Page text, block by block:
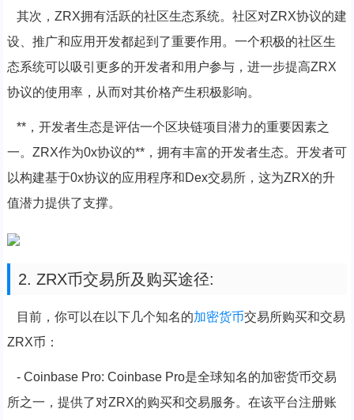
其次，ZRX拥有活跃的社区生态系统。社区对ZRX协议的建
设、推广和应用开发都起到了重要作用。一个积极的社区生
态系统可以吸引更多的开发者和用户参与，进一步提高ZRX
协议的使用率，从而对其价格产生积极影响。
**，开发者生态是评估一个区块链项目潜力的重要因素之
一。ZRX作为0x协议的**，拥有丰富的开发者生态。开发者可
以构建基于0x协议的应用程序和Dex交易所，这为ZRX的升
值潜力提供了支撑。
2. ZRX币交易所及购买途径:
目前，你可以在以下几个知名的加密货币交易所购买和交易
ZRX币：
- Coinbase Pro: Coinbase Pro是全球知名的加密货币交易
所之一，提供了对ZRX的购买和交易服务。在该平台注册账